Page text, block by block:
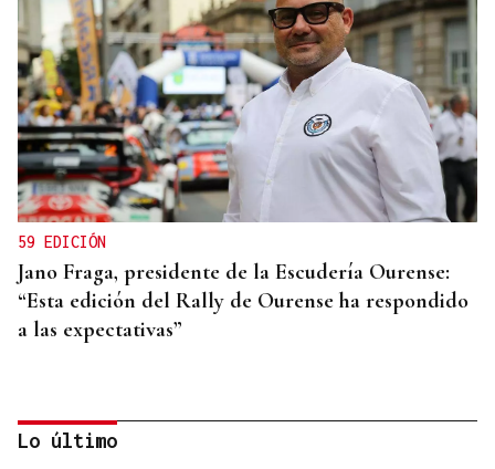
59 EDICIÓN
Jano Fraga, presidente de la Escudería Ourense:
“Esta edición del Rally de Ourense ha respondido
a las expectativas”
Lo último